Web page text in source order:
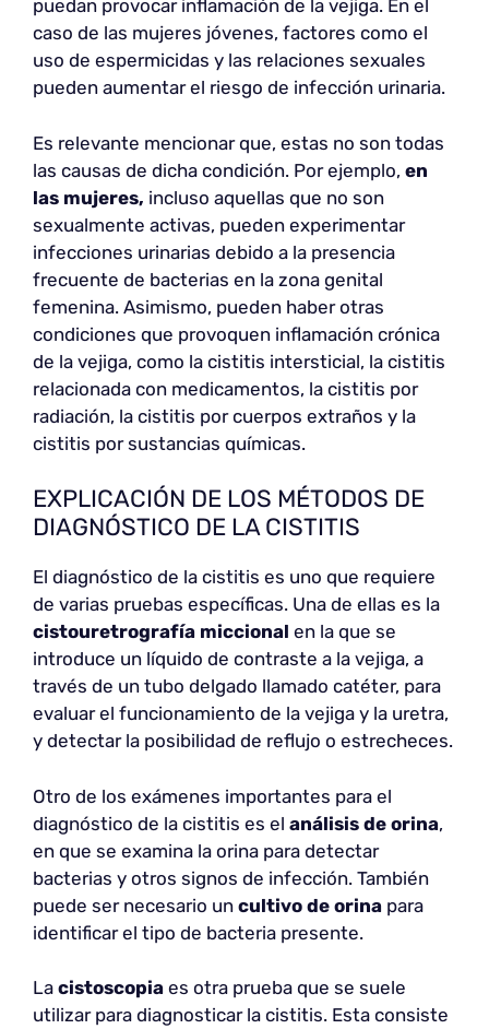
puedan provocar inflamación de la vejiga. En el
caso de las mujeres jóvenes, factores como el
uso de espermicidas y las relaciones sexuales
pueden aumentar el riesgo de infección urinaria.
Es relevante mencionar que, estas no son todas
las causas de dicha condición. Por ejemplo, en
las mujeres, incluso aquellas que no son
sexualmente activas, pueden experimentar
infecciones urinarias debido a la presencia
frecuente de bacterias en la zona genital
femenina. Asimismo, pueden haber otras
condiciones que provoquen inflamación crónica
de la vejiga, como la cistitis intersticial, la cistitis
relacionada con medicamentos, la cistitis por
radiación, la cistitis por cuerpos extraños y la
cistitis por sustancias químicas.
EXPLICACIÓN DE LOS MÉTODOS DE
DIAGNÓSTICO DE LA CISTITIS
El diagnóstico de la cistitis es uno que requiere
de varias pruebas específicas. Una de ellas es la
cistouretrografía miccional en la que se
introduce un líquido de contraste a la vejiga, a
través de un tubo delgado llamado catéter, para
evaluar el funcionamiento de la vejiga y la uretra,
y detectar la posibilidad de reflujo o estrecheces.
Otro de los exámenes importantes para el
diagnóstico de la cistitis es el análisis de orina,
en que se examina la orina para detectar
bacterias y otros signos de infección. También
puede ser necesario un cultivo de orina para
identificar el tipo de bacteria presente.
La cistoscopia es otra prueba que se suele
utilizar para diagnosticar la cistitis. Esta consiste